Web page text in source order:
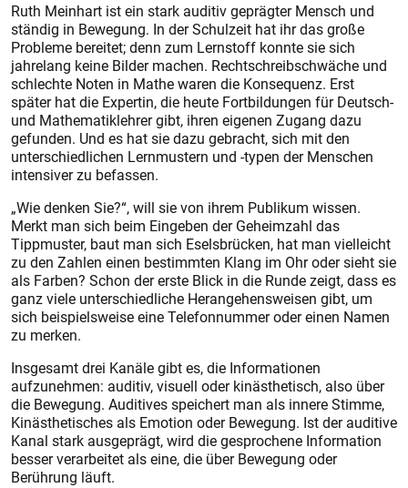
Ruth Meinhart ist ein stark auditiv geprägter Mensch und
ständig in Bewegung. In der Schulzeit hat ihr das große
Probleme bereitet; denn zum Lernstoff konnte sie sich
jahrelang keine Bilder machen. Rechtschreibschwäche und
schlechte Noten in Mathe waren die Konsequenz. Erst
später hat die Expertin, die heute Fortbildungen für Deutsch-
und Mathematiklehrer gibt, ihren eigenen Zugang dazu
gefunden. Und es hat sie dazu gebracht, sich mit den
unterschiedlichen Lernmustern und -typen der Menschen
intensiver zu befassen.
„Wie denken Sie?“, will sie von ihrem Publikum wissen.
Merkt man sich beim Eingeben der Geheimzahl das
Tippmuster, baut man sich Eselsbrücken, hat man vielleicht
zu den Zahlen einen bestimmten Klang im Ohr oder sieht sie
als Farben? Schon der erste Blick in die Runde zeigt, dass es
ganz viele unterschiedliche Herangehensweisen gibt, um
sich beispielsweise eine Telefonnummer oder einen Namen
zu merken.
Insgesamt drei Kanäle gibt es, die Informationen
aufzunehmen: auditiv, visuell oder kinästhetisch, also über
die Bewegung. Auditives speichert man als innere Stimme,
Kinästhetisches als Emotion oder Bewegung. Ist der auditive
Kanal stark ausgeprägt, wird die gesprochene Information
besser verarbeitet als eine, die über Bewegung oder
Berührung läuft.